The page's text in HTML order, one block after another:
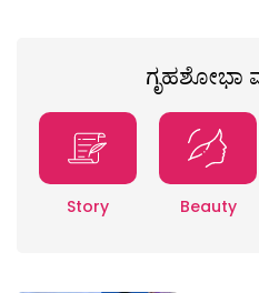
Story Beauty